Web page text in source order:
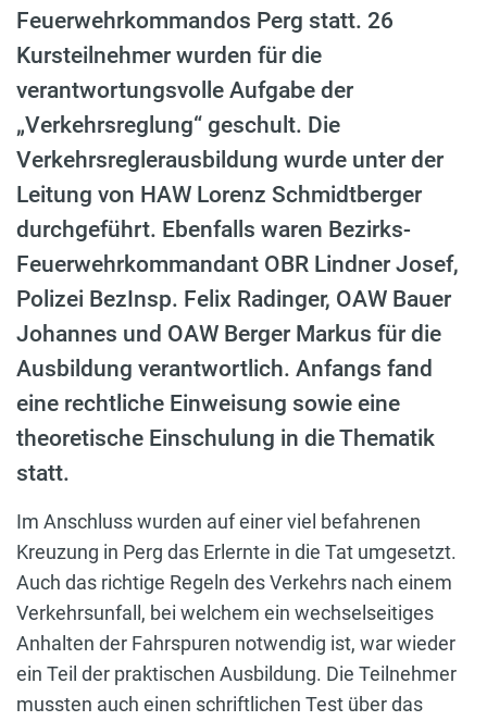
Feuerwehrkommandos Perg statt. 26
Kursteilnehmer wurden für die
verantwortungs­volle Aufgabe der
„Verkehrsreglung“ geschult. Die
Verkehrsreglerausbildung wurde unter der
Leitung von HAW Lorenz Schmidtberger
durchgeführt. Ebenfalls waren Bezirks-
Feuerwehrkommandant OBR Lindner Josef,
Polizei BezInsp. Felix Radinger, OAW Bauer
Johannes und OAW Berger Markus für die
Ausbildung verantwortlich. Anfangs fand
eine rechtliche Ein­­weisung sowie eine
theoretische Einschulung in die Thematik
statt.
Im Anschluss wurden auf einer viel befahrenen
Kreuzung in Perg das Erlernte in die Tat umgesetzt.
Auch das richtige Regeln des Verkehrs nach einem
Verkehrsunfall, bei welchem ein wechselseitiges
Anhalten der Fahrspuren notwendig ist, war wieder
ein Teil der praktischen Ausbildung. Die Teilnehmer
mussten auch einen schriftlichen Test über das